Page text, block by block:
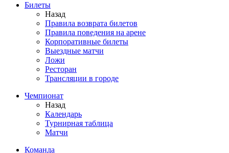
Билеты
Назад
Правила возврата билетов
Правила поведения на арене
Корпоративные билеты
Выездные матчи
Ложи
Ресторан
Трансляции в городе
Чемпионат
Назад
Календарь
Турнирная таблица
Матчи
Команда